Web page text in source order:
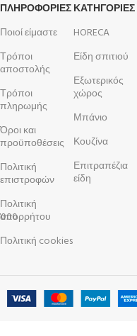
ΠΛΗΡΟΦΟΡΊΕΣ
Ποιοί είμαστε
Τρόποι
αποστολής
Τρόποι
πληρωμής
Όροι και
προϋποθέσεις
Πολιτική
επιστροφών
Πολιτική
απορρήτου
Πολιτική cookies
ΚΑΤΗΓΟΡΙΕΣ
HORECA
Είδη σπιτιού
Εξωτερικός
χώρος
Μπάνιο
Κουζίνα
Επιτραπέζια
είδη